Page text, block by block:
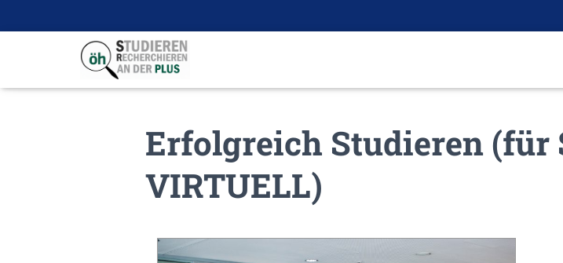
Erfolgreich Studieren (für
VIRTUELL)